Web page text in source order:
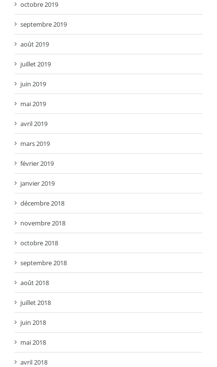
octobre 2019
septembre 2019
août 2019
juillet 2019
juin 2019
mai 2019
avril 2019
mars 2019
février 2019
janvier 2019
décembre 2018
novembre 2018
octobre 2018
septembre 2018
août 2018
juillet 2018
juin 2018
mai 2018
avril 2018